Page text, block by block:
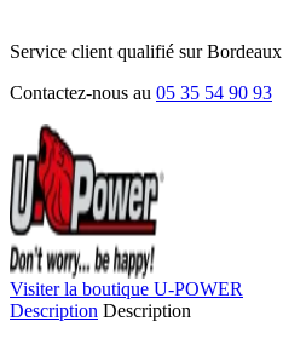
Service client qualifié sur Bordeaux
Contactez-nous au 05 35 54 90 93
Visiter la boutique U-POWER
Description Description